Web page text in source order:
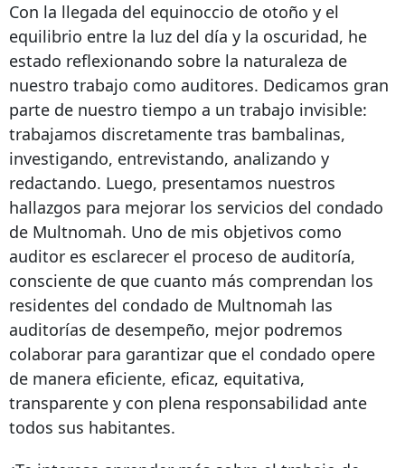
Con la llegada del equinoccio de otoño y el
equilibrio entre la luz del día y la oscuridad, he
estado reflexionando sobre la naturaleza de
nuestro trabajo como auditores. Dedicamos gran
parte de nuestro tiempo a un trabajo invisible:
trabajamos discretamente tras bambalinas,
investigando, entrevistando, analizando y
redactando. Luego, presentamos nuestros
hallazgos para mejorar los servicios del condado
de Multnomah. Uno de mis objetivos como
auditor es esclarecer el proceso de auditoría,
consciente de que cuanto más comprendan los
residentes del condado de Multnomah las
auditorías de desempeño, mejor podremos
colaborar para garantizar que el condado opere
de manera eficiente, eficaz, equitativa,
transparente y con plena responsabilidad ante
todos sus habitantes.